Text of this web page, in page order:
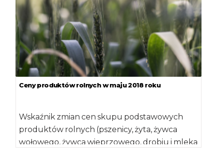
Ceny produktów rolnych w maju 2018 roku
Wskaźnik zmian cen skupu podstawowych
produktów rolnych (pszenicy, żyta, żywca
wołowego, żywca wieprzowego, drobiu i mleka